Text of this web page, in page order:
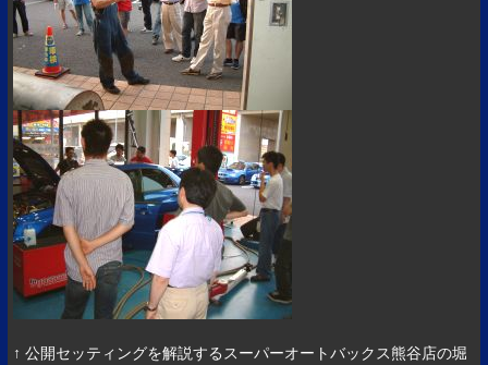
↑ 公開セッティングを解説するスーパーオートバックス熊谷店の堀